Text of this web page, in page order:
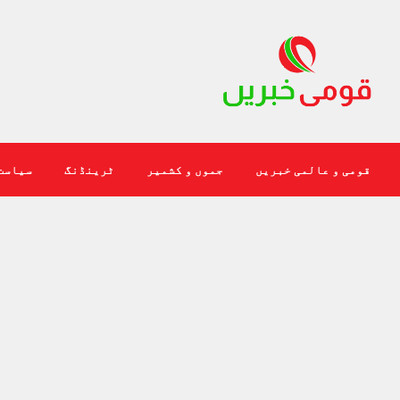
ٹرینڈنگ جموں و کشمیر قومی و عالمی خبریں